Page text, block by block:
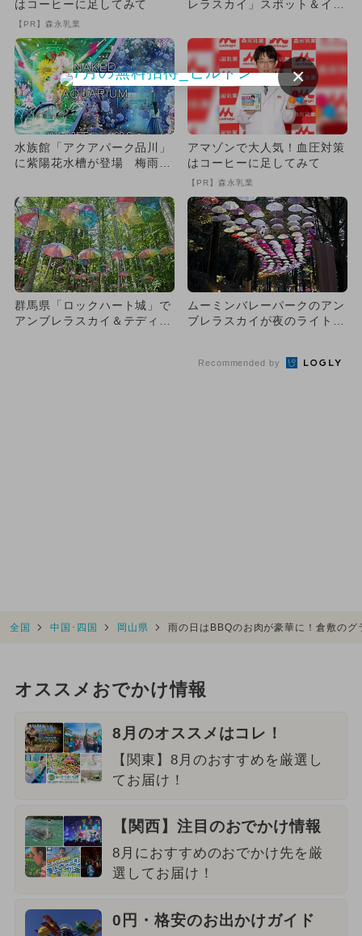
はコーヒーに足してみて
【PR】森永乳業
レラスカイ」スポット＆イベ
に...
水族館「アクアパーク品川」
に紫陽花水槽が登場 梅雨を
アマゾンで大人気！血圧対策
はコーヒーに足してみて
【PR】森永乳業
群馬県「ロックハート城」で
アンブレラスカイ＆テディベ
ムーミンバレーパークのアン
ブレラスカイが夜のライトア
Recommended by
全国 中国･四国 岡山県 雨の日はBBQのお肉が豪華に！倉敷の
オススメおでかけ情報
8月のオススメはコレ！
【関東】8月のおすすめを厳選し
てお届け！
【関西】注目のおでかけ情報
8月におすすめのおでかけ先を厳
選してお届け！
0円・格安のお出かけガイド
×